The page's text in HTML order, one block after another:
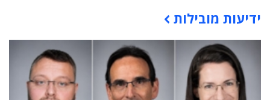
תוכן פרסומי
ידיעות מובילות